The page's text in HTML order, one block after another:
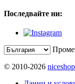
Последвайте ни:
© 2010-2026